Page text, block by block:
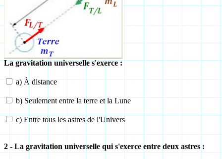
La gravitation universelle s'exerce :
a) À distance
b) Seulement entre la terre et la Lune
c) Entre tous les astres de l'Univers
2 - La gravitation universelle qui s'exerce entre deux astres :